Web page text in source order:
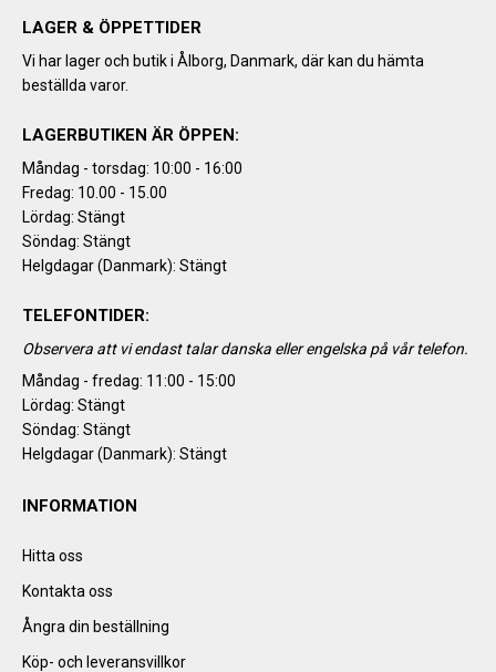
LAGER & ÖPPETTIDER
Vi har lager och butik i Ålborg, Danmark, där kan du hämta
beställda varor.
LAGERBUTIKEN ÄR ÖPPEN:
Måndag - torsdag: 10:00 - 16:00
Fredag: 10.00 - 15.00
Lördag: Stängt
Söndag: Stängt
Helgdagar (Danmark): Stängt
TELEFONTIDER:
Observera att vi endast talar danska eller engelska på vår telefon.
Måndag - fredag: 11:00 - 15:00
Lördag: Stängt
Söndag: Stängt
Helgdagar (Danmark): Stängt
INFORMATION
Hitta oss
Kontakta oss
Ångra din beställning
Köp- och leveransvillkor